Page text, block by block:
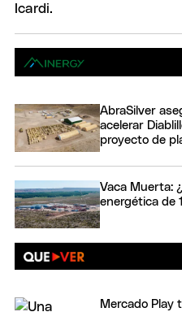
AbraSilver
acelerar
proyecto de
Vaca Muerta:
energética de
Mercado Play